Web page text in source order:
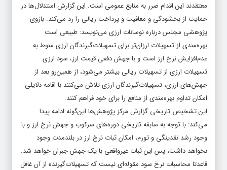
معتقدند این اقدام ضرر به منابع عمومی است. این گزارش استدلال‌‌‌‌‌‌ها در
حمایت از بخشودگی و معافیت و پرداخت ریالی را رد می‌کند. بازوی
پژوهشی مجلس درباره نوسانات ارزی می‌‌‌‌‌‌نویسد: طبیعی است
بهره‌‌‌‌‌‌مندی از تسهیلات ارزان‌تر برای تسهیلات‌گیرندگان ارزی منوط به
عدم‌افزایش نرخ ارز است و با جهش دفعی قیمت ارز، سود ارزی
تسهیلات ارزی از تسهیلات ریالی بیشتر می‌شود، از همین‌رو بعد از
جهش‌‌‌‌‌‌های ارزی، تسهیلات‌‌‌‌‌‌گیرندگان ارزی تلاش می‌کنند با اقامه دلایلی
امکان تداوم بهره‌‌‌‌‌‌مندی از منافع را برای خود فراهم کنند.
این تشخیص تاریخی گزارش مرکز پژوهش‌ها این‌گونه ادامه پیدا
می‌کند: با توجه به سابقه تاریخی دوره‌‌‌‌‌‌های سرکوب و جهش نرخ ارز و با
وجود رشد نقدینگی و تورم، امکان ثبات نرخ ارز در بلندمدت وجود
نخواهد داشت، پس این ثبات غیرواقعی با یک جهش جبران خواهد شد.
قاعدتا محاسبات نرخ سود مقوله‌‌‌‌‌‌ای نیست که تسهیلات‌‌‌‌‌‌گیرنده از آن غافل